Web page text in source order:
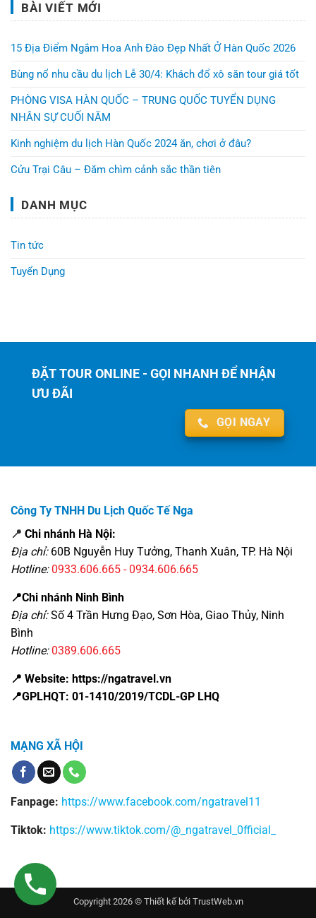
BÀI VIẾT MỚI
15 Địa Điểm Ngắm Hoa Anh Đào Đẹp Nhất Ở Hàn Quốc 2026
Bùng nổ nhu cầu du lịch Lễ 30/4: Khách đổ xô săn tour giá tốt
PHÒNG VISA HÀN QUỐC – TRUNG QUỐC TUYỂN DỤNG
NHÂN SỰ CUỐI NĂM
Kinh nghiệm du lịch Hàn Quốc 2024 ăn, chơi ở đâu?
Cửu Trại Câu – Đắm chìm cảnh sắc thần tiên
DANH MỤC
Tin tức
Tuyển Dụng
ĐẶT TOUR ONLINE - GỌI NHANH ĐỂ NHẬN
ƯU ĐÃI
GỌI NGAY
Công Ty TNHH Du Lịch Quốc Tế Nga
📍 Chi nhánh Hà Nội:
Địa chỉ:60B Nguyễn Huy Tưởng, Thanh Xuân, TP. Hà Nội
Hotline: 0933.606.665 - 0934.606.665
📍Chi nhánh Ninh Bình
Địa chỉ:Số 4 Trần Hưng Đạo, Sơn Hòa, Giao Thủy, Ninh
Bình
Hotline:0389.606.665
📍 Website: https://ngatravel.vn
📍GPLHQT: 01-1410/2019/TCDL-GP LHQ
MẠNG XÃ HỘI
Fanpage: https://www.facebook.com/ngatravel11
Tiktok: https://www.tiktok.com/@_ngatravel_0fficial_
Copyright 2026 © Thiết kế bởi TrustWeb.vn